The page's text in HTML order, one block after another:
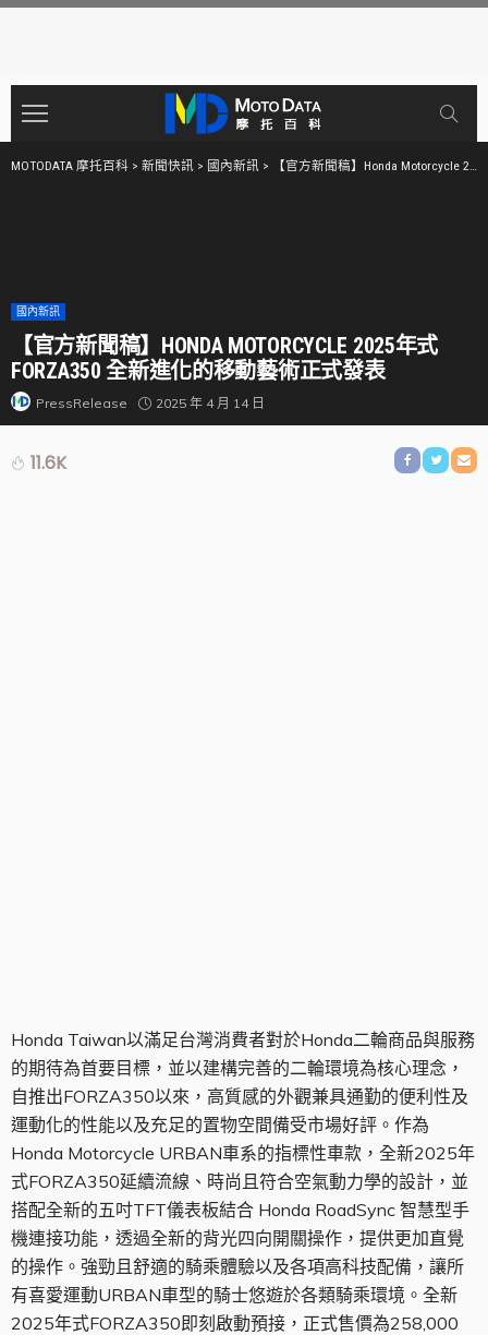
MOTODATA 摩托百科 > 新聞快訊 > 國內新訊 > 【官方新聞稿】Honda Motorcycle 2025年式 FORZA350 全新進化的移動藝術正式發表
國內新訊
【官方新聞稿】HONDA MOTORCYCLE 2025年式
FORZA350 全新進化的移動藝術正式發表
PressRelease 2025 年 4 月 14 日
11.6K
Honda Taiwan以滿足台灣消費者對於Honda二輪商品與服務
的期待為首要目標 ， 並以建構完善的二輪環境為核心理念，
自推出FORZA350以來，高質感的外觀兼具通勤的便利性及
運動化的性能以及充足的置物空間備受市場好評。作為
Honda Motorcycle URBAN車系的指標性車款，全新2025年
式FORZA350延續流線、時尚且符合空氣動力學的設計，並
搭配全新的五吋TFT儀表板結合 Honda RoadSync 智慧型手
機連接功能，透過全新的背光四向開關操作，提供更加直覺
的操作。強勁且舒適的騎乘體驗以及各項高科技配備，讓所
有喜愛運動URBAN車型的騎士悠遊於各類騎乘環境。全新
2025年式FORZA350即刻啟動預接，正式售價為258,000